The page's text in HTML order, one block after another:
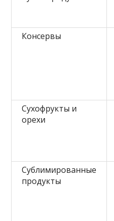
Консервы
Сухофрукты и
орехи
Сублимированные
продукты